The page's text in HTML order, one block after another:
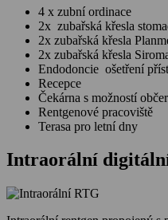
4 x zubní ordinace
2x zubařská křesla
2x zubařská křesla
2x zubařská křesla
Endodoncie ošetření
Recepce
Čekárna s možností
Rentgenové pracoviště
Terasa pro letní dny
Intraorální